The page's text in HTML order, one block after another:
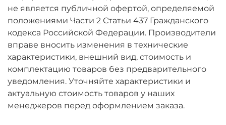
не является публичной офертой, определяемой
положениями Части 2 Статьи 437 Гражданского
кодекса Российской Федерации. Производители
вправе вносить изменения в технические
характеристики, внешний вид, стоимость и
комплектацию товаров без предварительного
уведомления. Уточняйте характеристики и
актуальную стоимость товаров у наших
менеджеров перед оформлением заказа.